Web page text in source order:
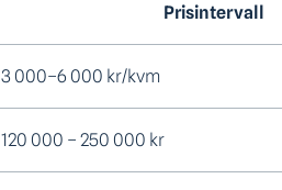
Prisintervall
3 000–6 000 kr/kvm
120 000 – 250 000 kr